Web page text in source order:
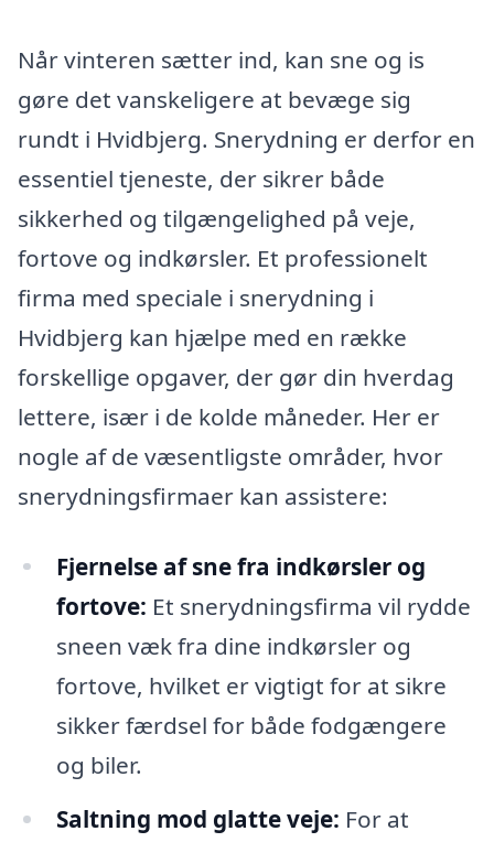
Når vinteren sætter ind, kan sne og is
gøre det vanskeligere at bevæge sig
rundt i Hvidbjerg. Snerydning er derfor en
essentiel tjeneste, der sikrer både
sikkerhed og tilgængelighed på veje,
fortove og indkørsler. Et professionelt
firma med speciale i snerydning i
Hvidbjerg kan hjælpe med en række
forskellige opgaver, der gør din hverdag
lettere, især i de kolde måneder. Her er
nogle af de væsentligste områder, hvor
snerydningsfirmaer kan assistere:
Fjernelse af sne fra indkørsler og
fortove: Et snerydningsfirma vil rydde
sneen væk fra dine indkørsler og
fortove, hvilket er vigtigt for at sikre
sikker færdsel for både fodgængere
og biler.
Saltning mod glatte veje: For at